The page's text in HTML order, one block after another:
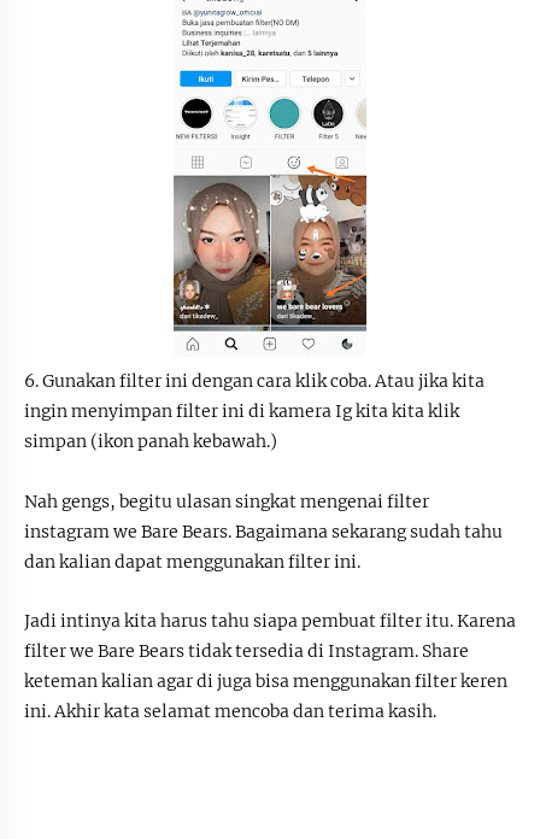
6. Gunakan filter ini dengan cara klik coba. Atau jika kita
ingin menyimpan filter ini di kamera Ig kita kita klik
simpan (ikon panah kebawah.)
Nah gengs, begitu ulasan singkat mengenai filter
instagram we Bare Bears. Bagaimana sekarang sudah tahu
dan kalian dapat menggunakan filter ini.
Jadi intinya kita harus tahu siapa pembuat filter itu. Karena
filter we Bare Bears tidak tersedia di Instagram. Share
keteman kalian agar di juga bisa menggunakan filter keren
ini. Akhir kata selamat mencoba dan terima kasih.